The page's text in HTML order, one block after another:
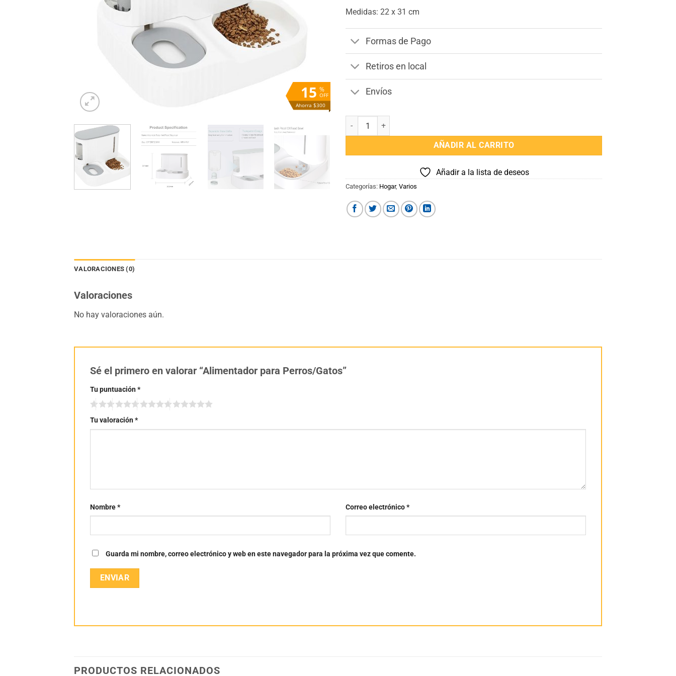
%
OFF
15
Ahorra $300
Medidas: 22 x 31 cm
Formas de Pago
Retiros en local
Envíos
Alimentador para Perros/Gatos cantidad
AÑADIR AL CARRITO
Añadir a la lista de deseos
Categorías: Hogar, Varios
VALORACIONES (0)
Valoraciones
No hay valoraciones aún.
Sé el primero en valorar “Alimentador para Perros/Gatos”
Tu puntuación*
Tu valoración*
Nombre* Correo electrónico*
Guarda mi nombre, correo electrónico y web en este navegador para la próxima vez que comente.
PRODUCTOS RELACIONADOS